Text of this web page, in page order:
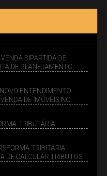
BIPARTIDA DE
DE PLANEJAMENTO
ENTENDIMENTO
DE IMÓVEIS NO
TRIBUTÁRIA
TRIBITÁRIA
DE CALCULAR TRIBUTOS